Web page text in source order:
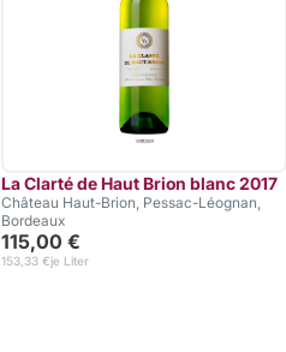
La Clarté de Haut Brion blanc 2017
Château Haut-Brion, Pessac-Léognan,
Bordeaux
115,00 €
je Liter
153,33 €